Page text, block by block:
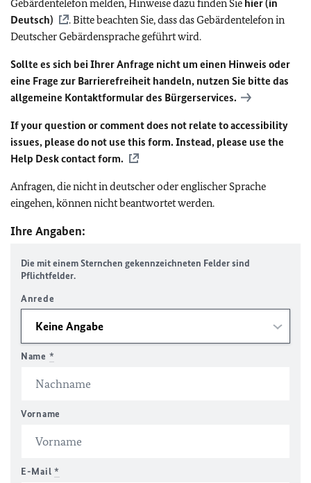
Gebärdentelefon melden, Hinweise dazu finden Sie hier (in
Deutsch)
. Bitte beachten Sie, dass das Gebärdentelefon in
Deutscher Gebärdensprache geführt wird.
Sollte es sich bei Ihrer Anfrage nicht um einen Hinweis oder
eine Frage zur Barrierefreiheit handeln, nutzen Sie bitte das
allgemeine Kontaktformular des Bürgerservices.
If your question or comment does not relate to accessibility
issues, please do not use this form. Instead, please use the
Help Desk contact form.
Anfragen, die nicht in deutscher oder englischer Sprache
eingehen, können nicht beantwortet werden.
Ihre Angaben:
Die mit einem Sternchen gekennzeichneten Felder sind
Pflichtfelder.
Anrede
Name *
Vorname
E-Mail *